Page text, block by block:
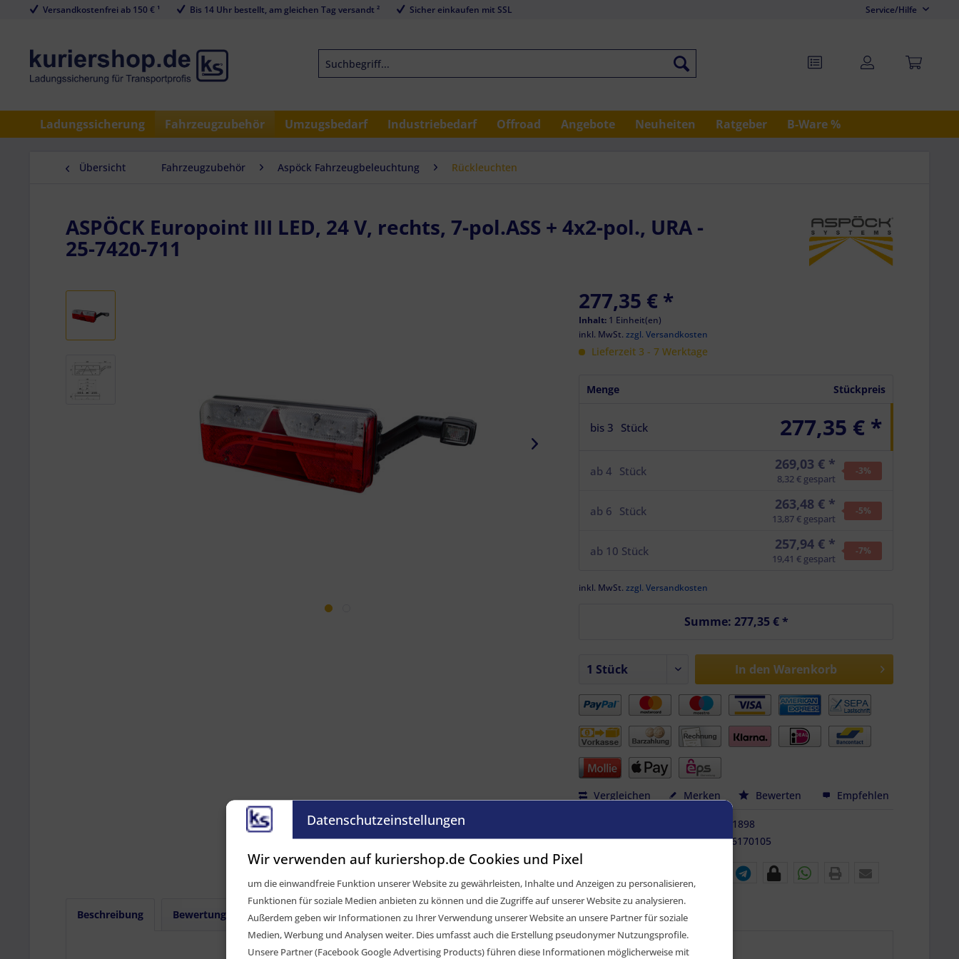
Versandkostenfrei ab 150 € ¹ Bis 14 Uhr bestellt, am gleichen Tag versandt ² Sicher einkaufen mit SSL Service/Hilfe
Ladungssicherung Fahrzeugzubehör Umzugsbedarf Industriebedarf Offroad Angebote Neuheiten Ratgeber B-Ware %
Übersicht Fahrzeugzubehör Aspöck Fahrzeugbeleuchtung Rückleuchten
ASPÖCK Europoint III LED, 24 V, rechts, 7-pol.ASS + 4x2-pol., URA -
25-7420-711
277,35 € *
Inhalt: 1 Einheit(en)
inkl. MwSt.zzgl. Versandkosten
Lieferzeit 3 - 7 Werktage
Menge Stückpreis
bis 3 Stück 277,35 € *
ab 4 Stück 269,03 € *
8,32 € gespart
-3%
ab 6 Stück 263,48 € *
13,87 € gespart
-5%
ab 10 Stück 257,94 € *
19,41 € gespart
-7%
inkl. MwSt.zzgl. Versandkosten
Summe: 277,35 €*
In den Warenkorb
Vergleichen Merken Bewerten Empfehlen
FZ-AF-11898
GTIN / EAN:
9010486170105
Beschreibung Bewertungen 0
Datenschutzeinstellungen
Wir verwenden auf kuriershop.de Cookies und Pixel
um die einwandfreie Funktion unserer Website zu gewährleisten, Inhalte und Anzeigen zu personalisieren,
Funktionen für soziale Medien anbieten zu können und die Zugriffe auf unserer Website zu analysieren.
Außerdem geben wir Informationen zu Ihrer Verwendung unserer Website an unsere Partner für soziale
Medien, Werbung und Analysen weiter. Dies umfasst auch die Erstellung pseudonymer Nutzungsprofile.
Unsere Partner (Facebook Google Advertising Products) führen diese Informationen möglicherweise mit